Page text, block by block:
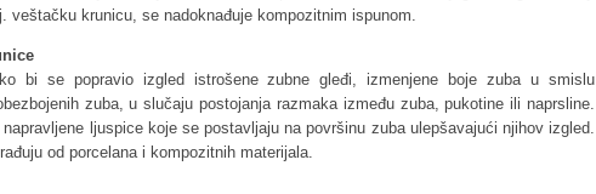
veštačku krunicu, se nadoknađuje kompozitnim ispunom.
bi se popravio izgled istrošene zubne gleđi, izmenjene boje zuba u smislu
zuba, u slučaju postojanja razmaka između zuba, pukotine ili naprsline.
napravljene ljuspice koje se postavljaju na površinu zuba ulepšavajući njihov izgled.
od porcelana i kompozitnih materijala.